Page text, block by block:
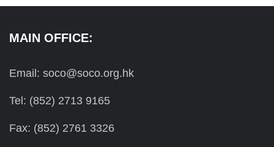
MAIN OFFICE:
Email: soco@soco.org.hk
Tel: (852) 2713 9165
Fax: (852) 2761 3326